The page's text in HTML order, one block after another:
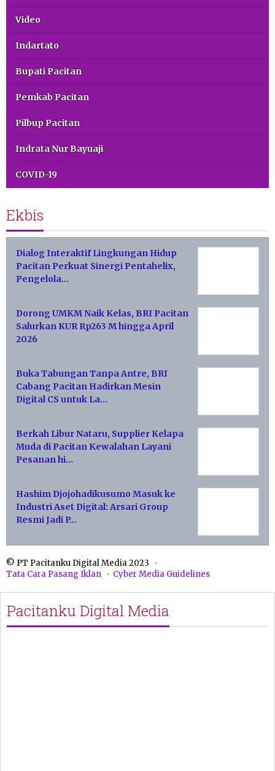
Video
Indartato
Bupati Pacitan
Pemkab Pacitan
Pilbup Pacitan
Indrata Nur Bayuaji
COVID-19
Ekbis
Dialog Interaktif Lingkungan Hidup
Pacitan Perkuat Sinergi Pentahelix,
Pengelola…
Dorong UMKM Naik Kelas, BRI Pacitan
Salurkan KUR Rp263 M hingga April
2026
Buka Tabungan Tanpa Antre, BRI
Cabang Pacitan Hadirkan Mesin
Digital CS untuk La…
Berkah Libur Nataru, Supplier Kelapa
Muda di Pacitan Kewalahan Layani
Pesanan hi…
Hashim Djojohadikusumo Masuk ke
Industri Aset Digital: Arsari Group
Resmi Jadi P…
© PT Pacitanku Digital Media 2023
Tata Cara Pasang Iklan
Cyber Media Guidelines
Pacitanku Digital Media